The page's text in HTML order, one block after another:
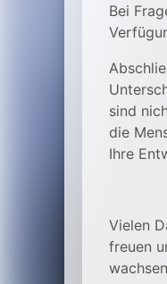
Bei
sind
die
Ihre
Vielen
freuen